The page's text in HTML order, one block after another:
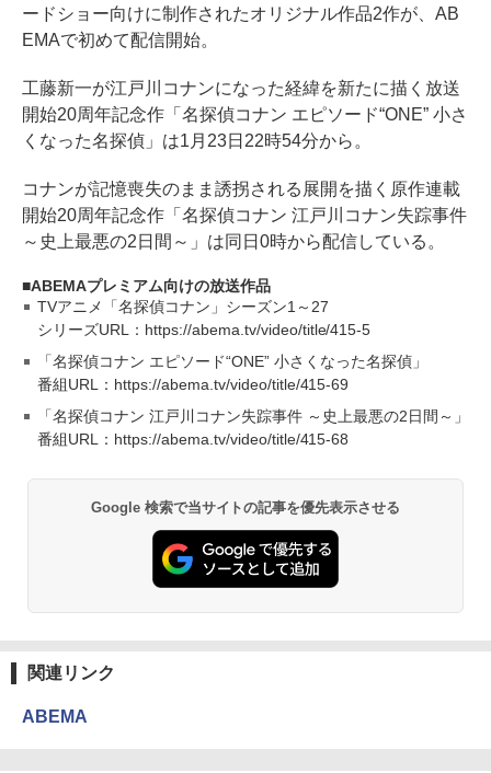
ードショー向けに制作されたオリジナル作品2作が、AB
EMAで初めて配信開始。
工藤新一が江戸川コナンになった経緯を新たに描く放送
開始20周年記念作「名探偵コナン エピソード“ONE” 小さ
くなった名探偵」は1月23日22時54分から。
コナンが記憶喪失のまま誘拐される展開を描く原作連載
開始20周年記念作「名探偵コナン 江戸川コナン失踪事件
～史上最悪の2日間～」は同日0時から配信している。
ABEMAプレミアム向けの放送作品
TVアニメ「名探偵コナン」シーズン1～27
シリーズURL：https://abema.tv/video/title/415-5
「名探偵コナン エピソード“ONE” 小さくなった名探偵」
番組URL：https://abema.tv/video/title/415-69
「名探偵コナン 江戸川コナン失踪事件 ～史上最悪の2日間～」
番組URL：https://abema.tv/video/title/415-68
Google 検索で当サイトの記事を優先表示させる
関連リンク
ABEMA